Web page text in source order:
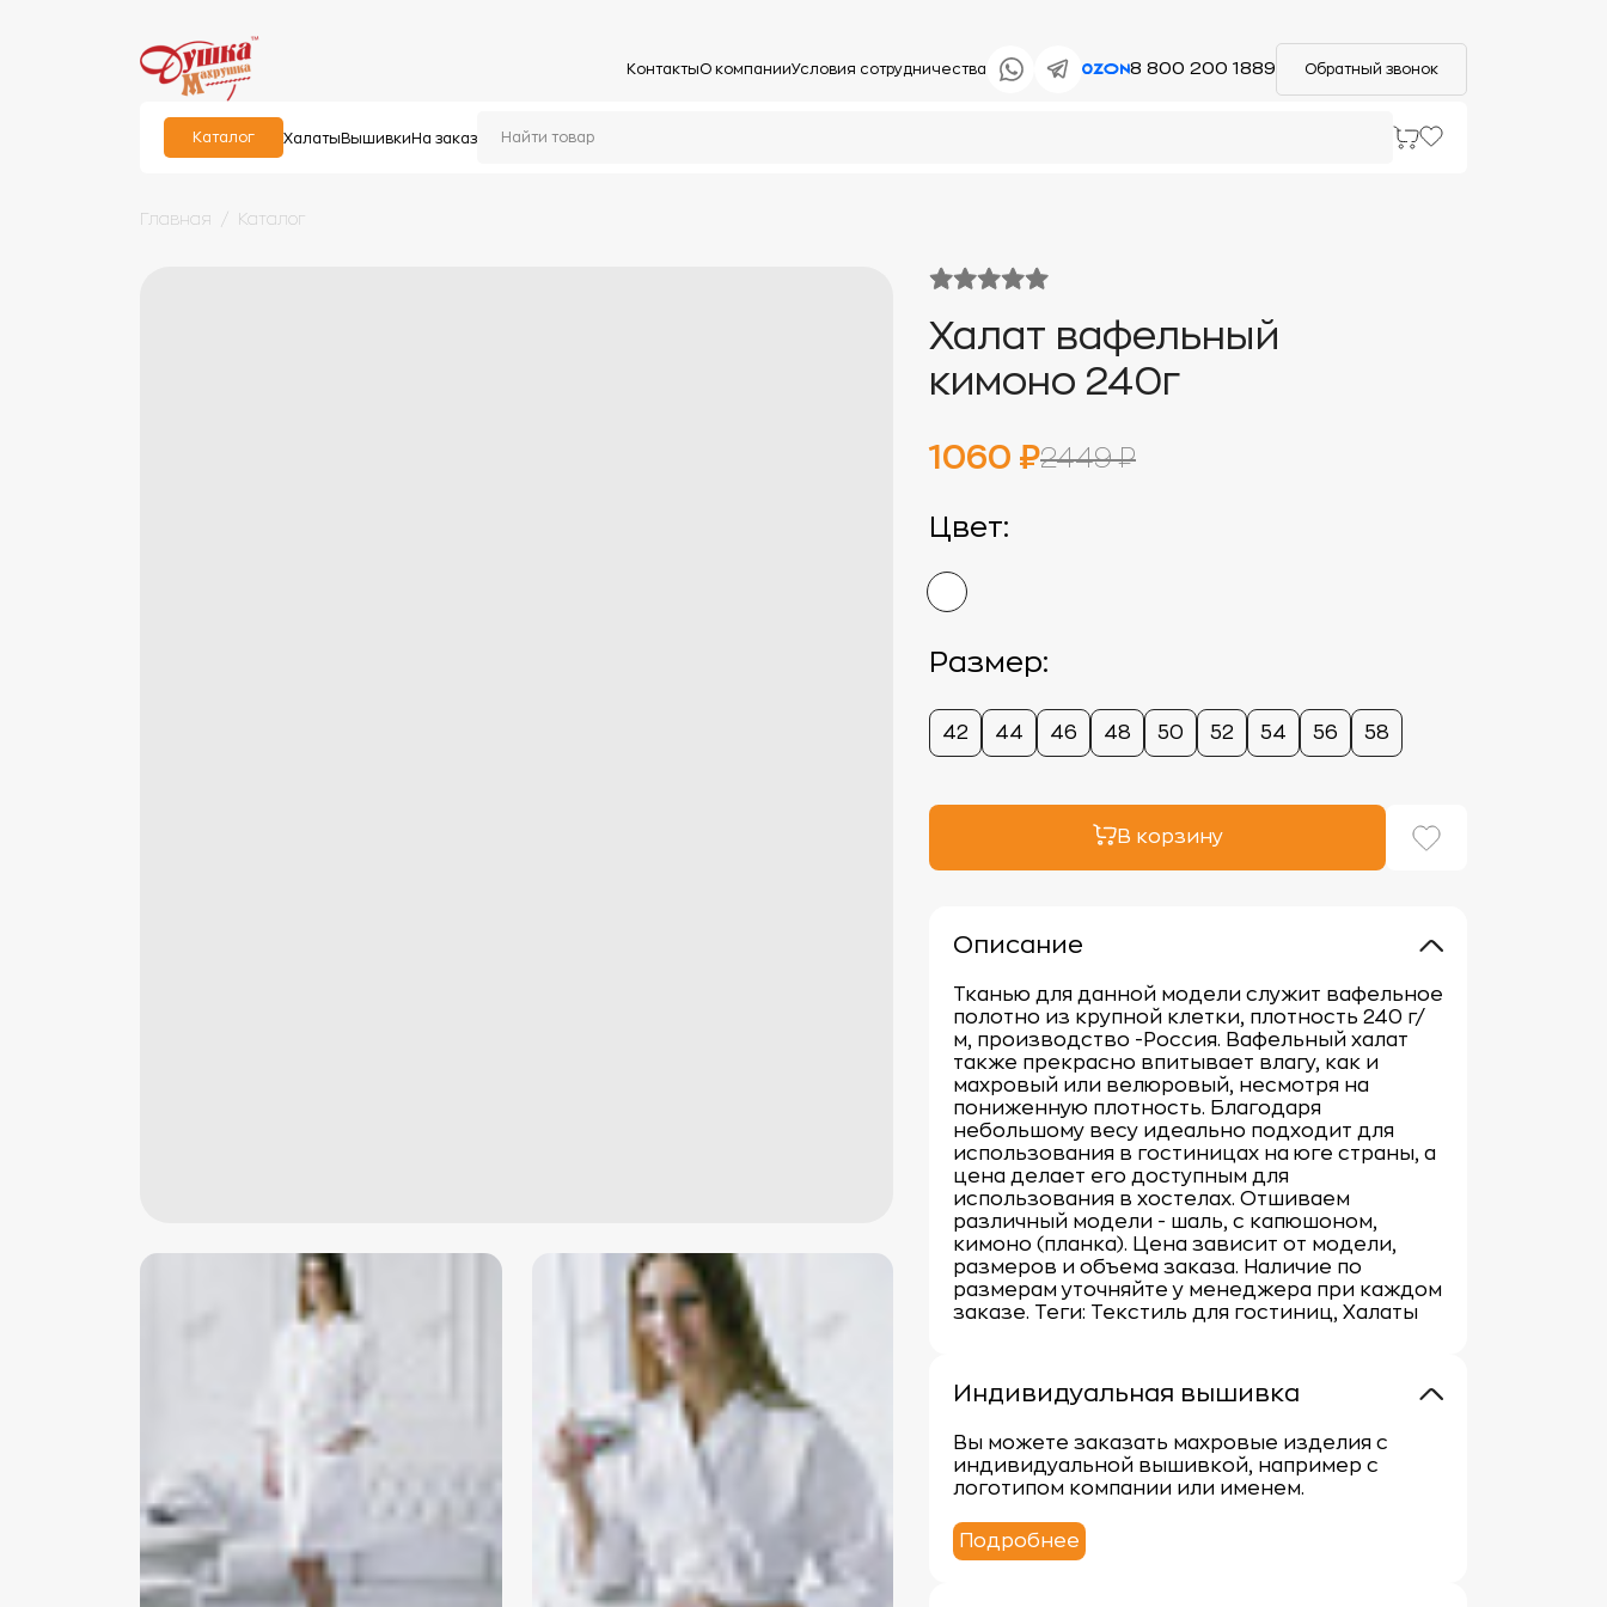
КонтактыО компанииУсловия сотрудничества 8 800 200 1889 Обратный звонок
Каталог Халаты Вышивки На заказ
Главная Каталог
Халат вафельный
кимоно 240г
1060 ₽2449 ₽
Цвет:
Размер:
42 44 46 48 50 52 54 56 58
В корзину
Описание
Тканью для данной модели служит вафельное
полотно из крупной клетки, плотность 240 г/
м, производство -Россия. Вафельный халат
также прекрасно впитывает влагу, как и
махровый или велюровый, несмотря на
пониженную плотность. Благодаря
небольшому весу идеально подходит для
использования в гостиницах на юге страны, а
цена делает его доступным для
использования в хостелах. Отшиваем
различный модели - шаль, с капюшоном,
кимоно (планка). Цена зависит от модели,
размеров и объема заказа. Наличие по
размерам уточняйте у менеджера при каждом
заказе. Теги: Текстиль для гостиниц, Халаты
Индивидуальная вышивка
Вы можете заказать махровые изделия с
индивидуальной вышивкой, например с
логотипом компании или именем.
Подробнее